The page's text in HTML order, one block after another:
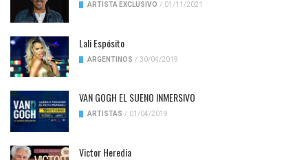
ARTISTA EXCLUSIVO / 01/11/2021
Lali Espósito
ARGENTINOS / 30/04/2019
VAN GOGH EL SUENO INMERSIVO
ARTISTAS / 01/04/2019
Victor Heredia